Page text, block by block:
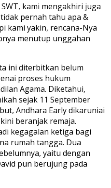
kami mengakhiri juga
pernah tahu apa &
kami yakin, rencana-Nya
menutup unggahan
ini diterbitkan belum
proses hukum
Agama. Diketahui,
sejak 11 September
Andhara Early dikaruniai
beranjak remaja.
kegagalan ketiga bagi
rumah tangga. Dua
yaitu dengan
pun berujung pada